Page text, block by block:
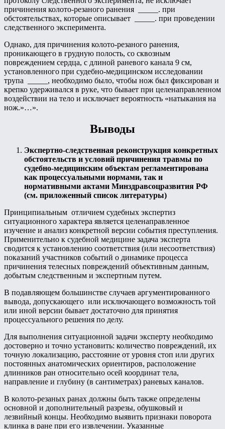
причинения колото-резаного ранения _____. при
обстоятельствах, которые описывает _____. при проведении
следственного эксперимента.
Однако, для причинения колото-резаного ранения,
проникающего в грудную полость, со сквозным
повреждением сердца, с длиной раневого канала 9 см,
установленного при судебно-медицинском исследовании
трупа _____, необходимо было, чтобы нож был фиксирован и
крепко удерживался в руке, что бывает при целенаправленном
воздействии на тело и исключает вероятность «натыкания на
нож.»…».
Выводы
Экспертно-следственная реконструкция конкретных
обстоятельств и условий причинения травмы по
судебно-медицинским объектам регламентирована
как процессуальными нормами, так и
нормативными актами Минздравсоцразвития РФ
(см. приложенный список литературы)
Принципиальным отличием судебных экспертиз
ситуационного характера является целенаправленное
изучение и анализ конкретной версии события преступления.
Применительно к судебной медицине задача эксперта
сводится к установлению соответствия (или несоответствия)
показаний участников событий о динамике процесса
причинения телесных повреждений объективным данным,
добытым следственным и экспертным путем.
В подавляющем большинстве случаев аргументированного
вывода, допускающего или исключающего возможность той
или иной версии бывает достаточно для принятия
процессуального решения по делу.
Для выполнения ситуационной задачи эксперту необходимо
достоверно и точно установить: количество повреждений, их
точную локализацию, расстояние от уровня стоп или других
постоянных анатомических ориентиров, расположение
длинников ран относительно осей координат тела,
направление и глубину (в сантиметрах) раневых каналов.
В колото-резаных ранах должны быть также определены
основной и дополнительный разрезы, обушковый и
лезвийный концы. Необходимо выявить признаки поворота
клинка в ране при его извлечении. Указанные